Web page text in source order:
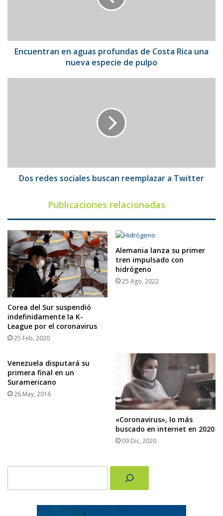
nueva
especie
Encuentran en aguas profundas de Costa Rica una
nueva especie de pulpo
Dos redes sociales buscan reemplazar a Twitter
Publicaciones relacionadas
Corea del Sur suspendió
indefinidamente la K-
League por el coronavirus
25 Feb, 2020
Alemania lanza su primer
tren impulsado con
hidrógeno
25 Ago, 2022
Venezuela disputará su
primera final en un
Suramericano
26 May, 2016
«Coronavirus», lo más
buscado en internet en 2020
09 Dic, 2020